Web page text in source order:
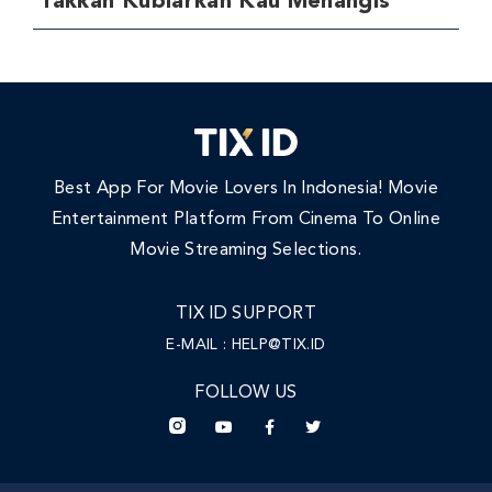
Best App For Movie Lovers In Indonesia! Movie
Entertainment Platform From Cinema To Online
Movie Streaming Selections.
TIX ID SUPPORT
E-MAIL : HELP@TIX.ID
FOLLOW US